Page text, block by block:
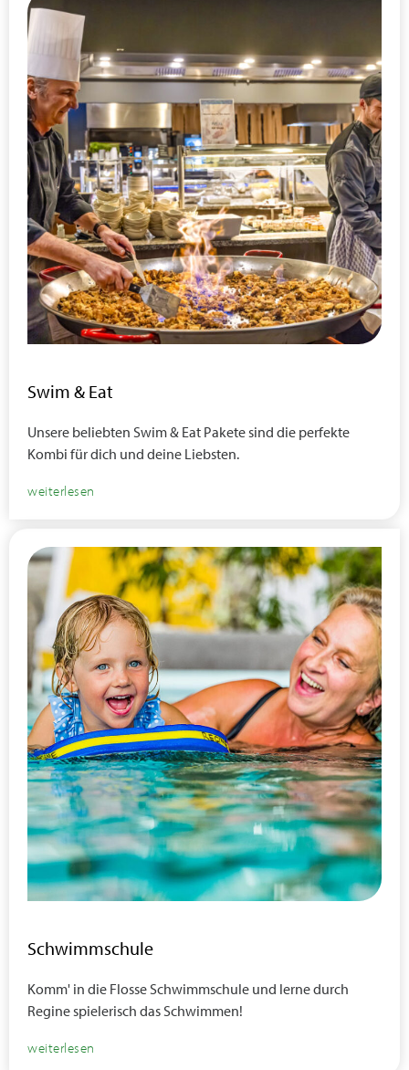
Swim & Eat
Unsere beliebten Swim & Eat Pakete sind die perfekte
Kombi für dich und deine Liebsten.
weiterlesen
Schwimmschule
Komm' in die Flosse Schwimmschule und lerne durch
Regine spielerisch das Schwimmen!
weiterlesen